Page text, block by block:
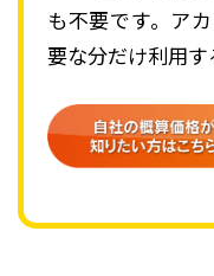
も不要です。ア
要な分だけ利用す